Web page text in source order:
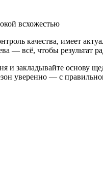
всхожестью
качества, имеет
— всё, чтобы результат
и закладывайте основу
уверенно — с